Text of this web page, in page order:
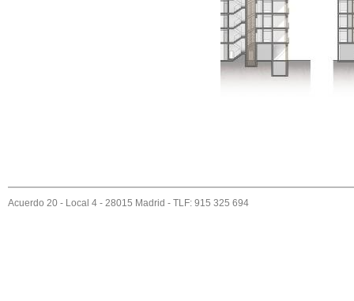
Acuerdo 20 - Local 4 - 28015 Madrid - TLF: 915 325 694